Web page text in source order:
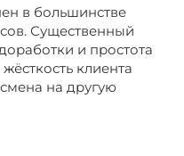
в большинстве
Существенный
и простота
клиента
на другую